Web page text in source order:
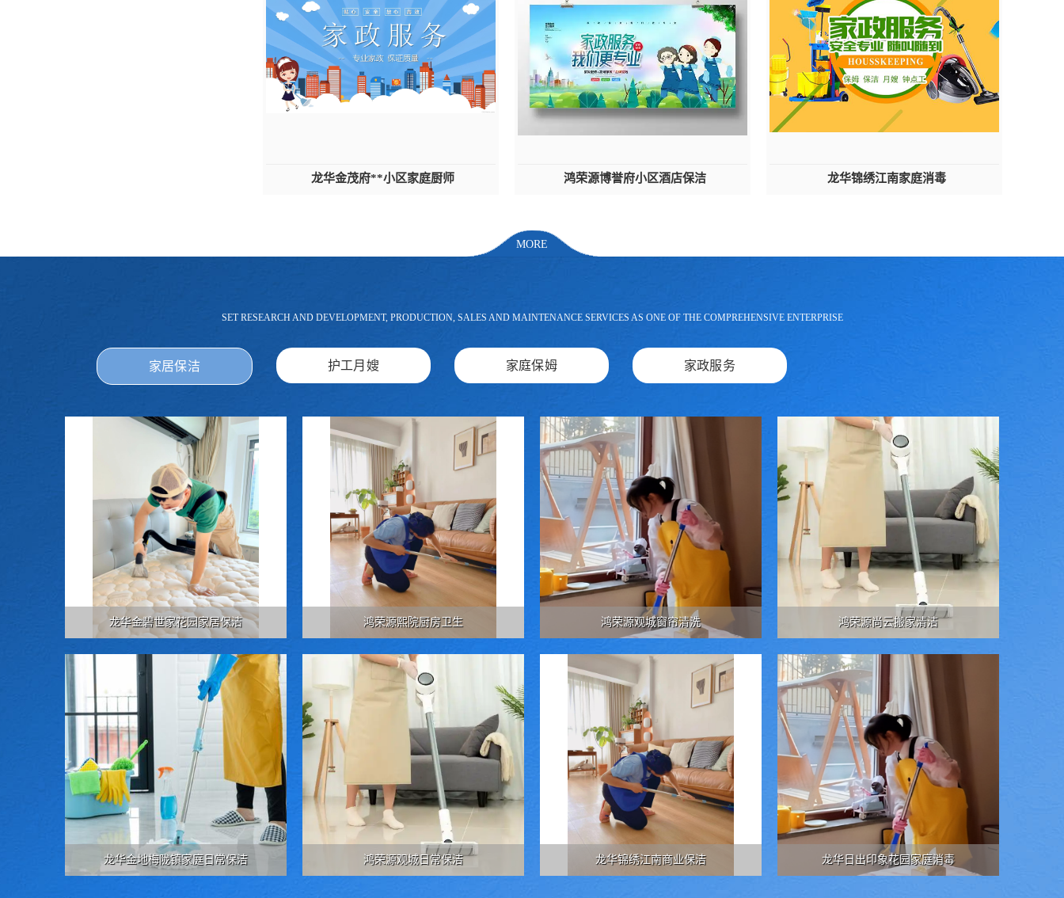
龙华金茂府**小区家庭厨师 鸿荣源博誉府小区酒店保洁 龙华锦绣江南家庭消毒
MORE
SET RESEARCH AND DEVELOPMENT, PRODUCTION, SALES AND MAINTENANCE SERVICES AS ONE OF THE COMPREHENSIVE ENTERPRISE
家居保洁 护工月嫂 家庭保姆 家政服务
龙华金碧世家花园家居保洁 鸿荣源熙院厨房卫生 鸿荣源观城窗帘清洗 鸿荣源尚云搬家清洁
龙华金地梅陇镇家庭日常保洁 鸿荣源观城日常保洁 龙华锦绣江南商业保洁 龙华日出印象花园家庭消毒